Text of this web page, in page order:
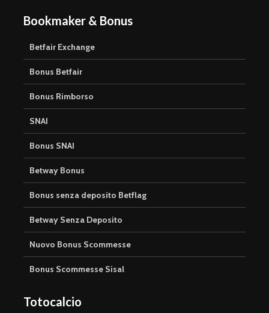
Bookmaker & Bonus
Betfair Exchange
Bonus Betfair
Bonus Rimborso
SNAI
Bonus SNAI
Betway Bonus
Bonus senza deposito Betflag
Betway Senza Deposito
Nuovo Bonus Scommesse
Bonus Scommesse Sisal
Totocalcio